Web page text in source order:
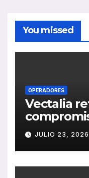
You missed
OPERADORES
Vectalia
de RSC
JULIO 23, 2026